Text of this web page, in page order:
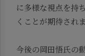
に多様な視点を持
くことが期待されま
今後の岡田悟氏の